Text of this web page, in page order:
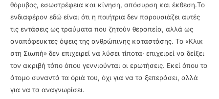
θόρυβος, εσωστρέφεια και κίνηση, απόσυρση και έκθεση.Το
ενδιαφέρον εδώ είναι ότι η ποιήτρια δεν παρουσιάζει αυτές
τις εντάσεις ως τραύματα που ζητούν θεραπεία, αλλά ως
αναπόφευκτες όψεις της ανθρώπινης καταστάσης. Το «Κλικ
στη Σιωπή» δεν επιχειρεί να λύσει τίποτα∙ επιχειρεί να δείξει
τον ακριβή τόπο όπου γεννιούνται οι ερωτήσεις. Εκεί όπου το
άτομο συναντά τα όριά του, όχι για να τα ξεπεράσει, αλλά
για να τα αναγνωρίσει.